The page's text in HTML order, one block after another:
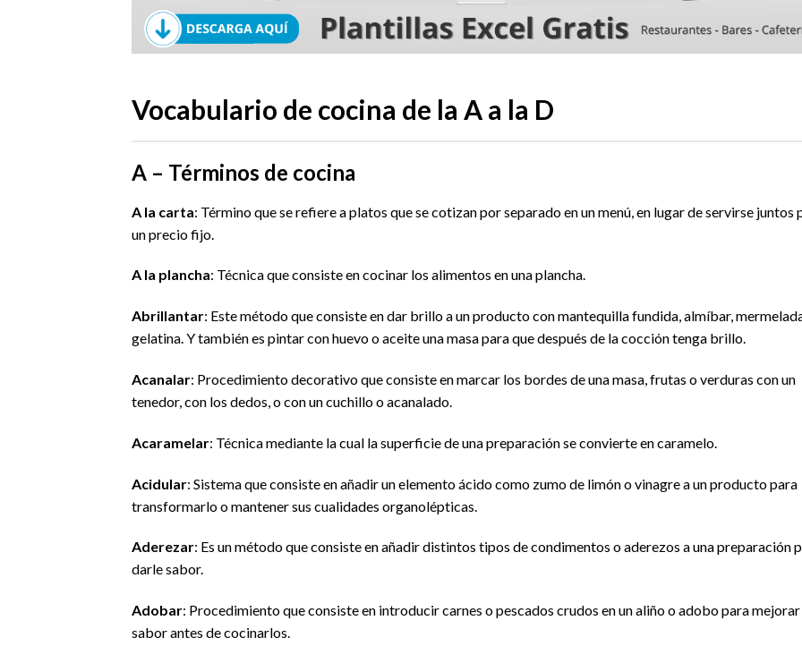
Vocabulario de cocina de la A a la D
A – Términos de cocina
A la carta: Término que se refiere a platos que se cotizan por separado en un menú, en lugar de servirse juntos
un precio fijo.
A la plancha: Técnica que consiste en cocinar los alimentos en una plancha.
Abrillantar: Este método que consiste en dar brillo a un producto con mantequilla fundida, almíbar,
gelatina. Y también es pintar con huevo o aceite una masa para que después de la cocción tenga brillo.
Acanalar: Procedimiento decorativo que consiste en marcar los bordes de una masa, frutas o verduras con un
tenedor, con los dedos, o con un cuchillo o acanalado.
Acaramelar: Técnica mediante la cual la superficie de una preparación se convierte en caramelo.
Acidular: Sistema que consiste en añadir un elemento ácido como zumo de limón o vinagre a un producto para
transformarlo o mantener sus cualidades organolépticas.
Aderezar: Es un método que consiste en añadir distintos tipos de condimentos o aderezos a una preparación
darle sabor.
Adobar: Procedimiento que consiste en introducir carnes o pescados crudos en un aliño o adobo para mejorar
sabor antes de cocinarlos.